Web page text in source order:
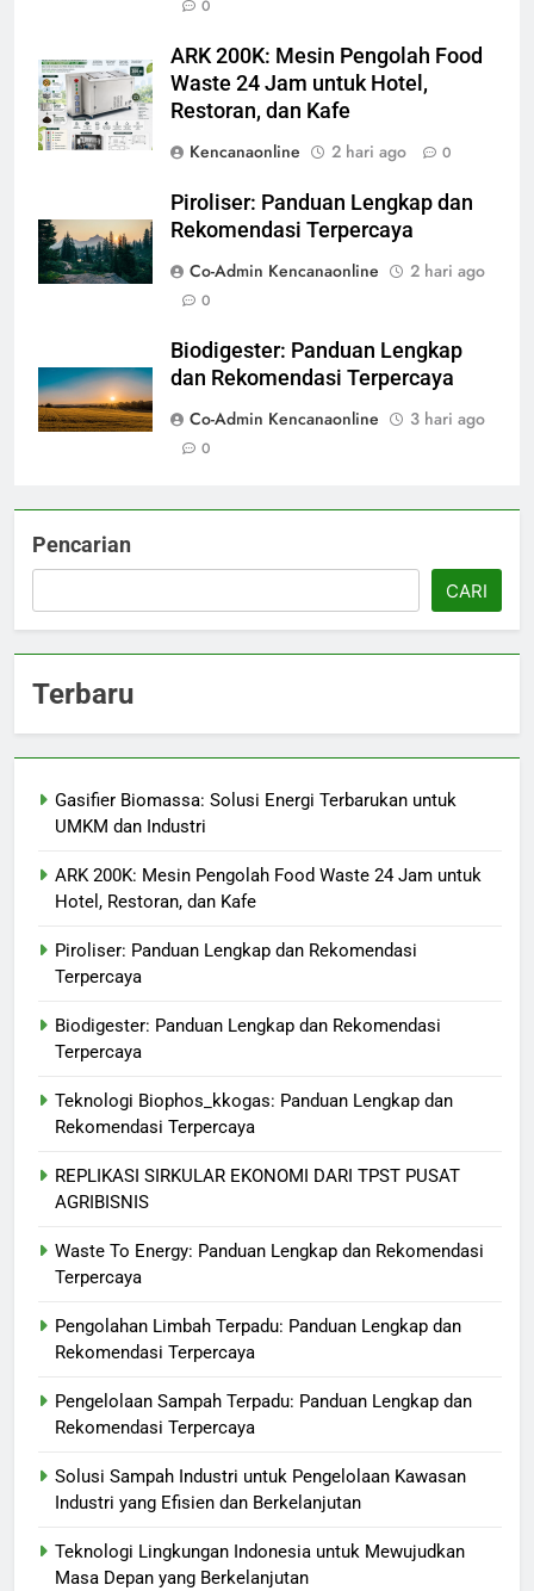
0
ARK 200K: Mesin Pengolah Food
Waste 24 Jam untuk Hotel,
Restoran, dan Kafe
Kencanaonline
2 hari ago 0
Piroliser: Panduan Lengkap dan
Rekomendasi Terpercaya
Co-Admin Kencanaonline
2 hari ago
0
Biodigester: Panduan Lengkap
dan Rekomendasi Terpercaya
Co-Admin Kencanaonline
3 hari ago
0
Pencarian
CARI
Terbaru
Gasifier Biomassa: Solusi Energi Terbarukan untuk
UMKM dan Industri
ARK 200K: Mesin Pengolah Food Waste 24 Jam untuk
Hotel, Restoran, dan Kafe
Piroliser: Panduan Lengkap dan Rekomendasi
Terpercaya
Biodigester: Panduan Lengkap dan Rekomendasi
Terpercaya
Teknologi Biophos_kkogas: Panduan Lengkap dan
Rekomendasi Terpercaya
REPLIKASI SIRKULAR EKONOMI DARI TPST PUSAT
AGRIBISNIS
Waste To Energy: Panduan Lengkap dan Rekomendasi
Terpercaya
Pengolahan Limbah Terpadu: Panduan Lengkap dan
Rekomendasi Terpercaya
Pengelolaan Sampah Terpadu: Panduan Lengkap dan
Rekomendasi Terpercaya
Solusi Sampah Industri untuk Pengelolaan Kawasan
Industri yang Efisien dan Berkelanjutan
Teknologi Lingkungan Indonesia untuk Mewujudkan
Masa Depan yang Berkelanjutan